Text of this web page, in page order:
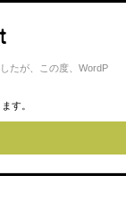
、草
デ
・
たが、この度、WordP
す。